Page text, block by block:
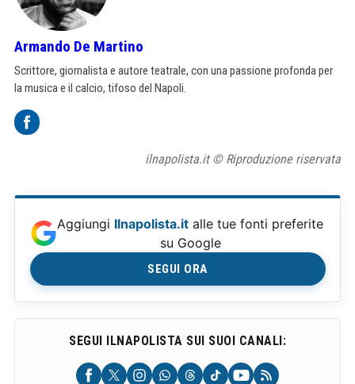
Armando De Martino
Scrittore, giornalista e autore teatrale, con una passione profonda per
la musica e il calcio, tifoso del Napoli.
ilnapolista.it © Riproduzione riservata
Aggiungi Ilnapolista.it alle tue fonti preferite
su Google
SEGUI ORA
SEGUI ILNAPOLISTA SUI SUOI CANALI: